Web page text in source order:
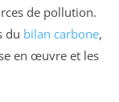
de pollution.
du bilan carbone,
en œuvre et les